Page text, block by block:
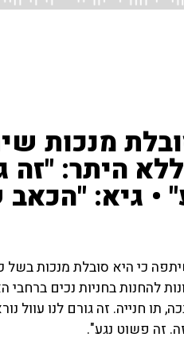
מנכות
היתר: "זה
• גיא: "הכאב
כי היא סובלת מנכות בשל
להחנות בחניות נכים ברחבי
תו חנייה. זה גורם לנו עוול
זה פשוט נגע".